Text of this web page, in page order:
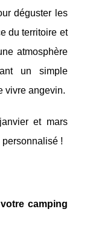
déguster les
du territoire et
atmosphère
un simple
vivre angevin.
et mars
!
camping